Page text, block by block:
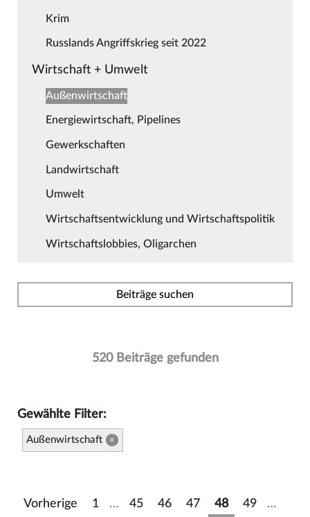
Krim
Russlands Angriffskrieg seit 2022
Wirtschaft + Umwelt
Außenwirtschaft
Energiewirtschaft, Pipelines
Gewerkschaften
Landwirtschaft
Umwelt
Wirtschaftsentwicklung und Wirtschaftspolitik
Wirtschaftslobbies, Oligarchen
Beiträge suchen
520 Beiträge gefunden
Gewählte Filter:
Außenwirtschaft ×
Vorherige 1 … 45 46 47 48 49 …